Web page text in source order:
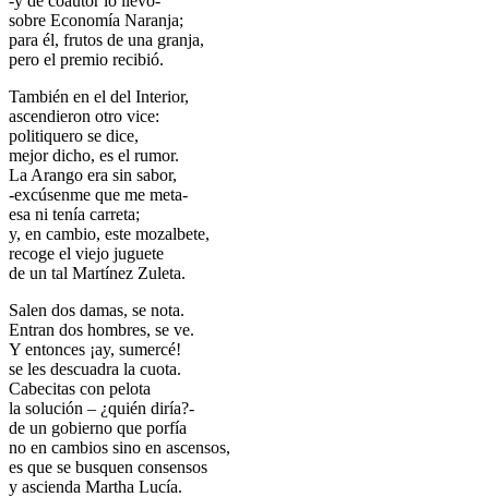
sobre Economía Naranja;
para él, frutos de una granja,
pero el premio recibió.
También en el del Interior,
ascendieron otro vice:
politiquero se dice,
mejor dicho, es el rumor.
La Arango era sin sabor,
-excúsenme que me meta-
esa ni tenía carreta;
y, en cambio, este mozalbete,
recoge el viejo juguete
de un tal Martínez Zuleta.
Salen dos damas, se nota.
Entran dos hombres, se ve.
Y entonces ¡ay, sumercé!
se les descuadra la cuota.
Cabecitas con pelota
la solución – ¿quién diría?-
de un gobierno que porfía
no en cambios sino en ascensos,
es que se busquen consensos
y ascienda Martha Lucía.